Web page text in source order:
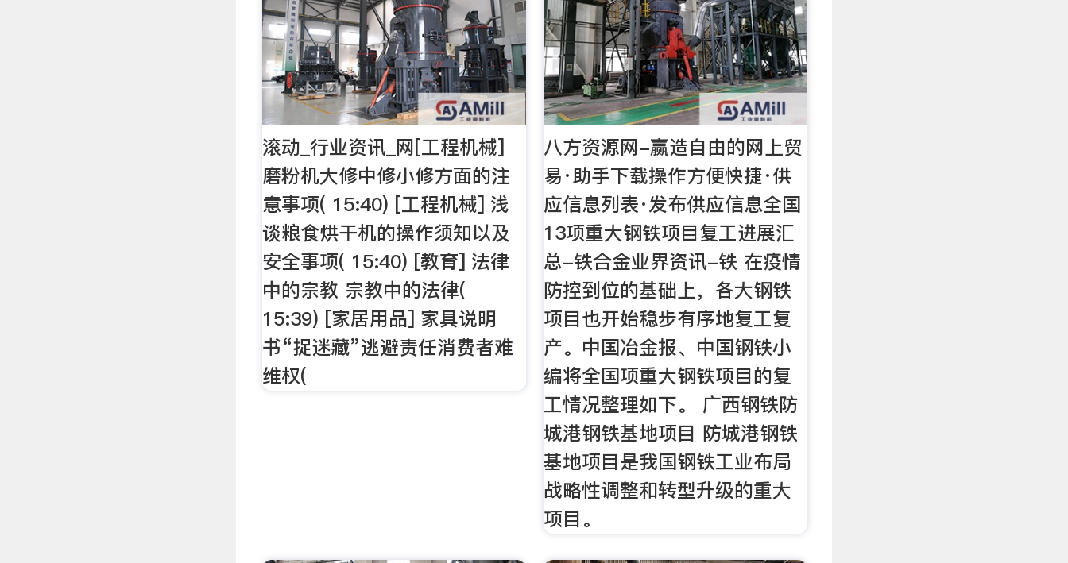
滚动_行业资讯_网[工程机械]
磨粉机大修中修小修方面的注
意事项( 15:40) [工程机械] 浅
谈粮食烘干机的操作须知以及
安全事项( 15:40) [教育] 法律
中的宗教 宗教中的法律(
15:39) [家居用品] 家具说明
书“捉迷藏”逃避责任消费者难
维权(
八方资源网-赢造自由的网上贸
易·助手下载操作方便快捷·供
应信息列表·发布供应信息全国
13项重大钢铁项目复工进展汇
总-铁合金业界资讯-铁 在疫情
防控到位的基础上，各大钢铁
项目也开始稳步有序地复工复
产。中国冶金报、中国钢铁小
编将全国项重大钢铁项目的复
工情况整理如下。 广西钢铁防
城港钢铁基地项目 防城港钢铁
基地项目是我国钢铁工业布局
战略性调整和转型升级的重大
项目。